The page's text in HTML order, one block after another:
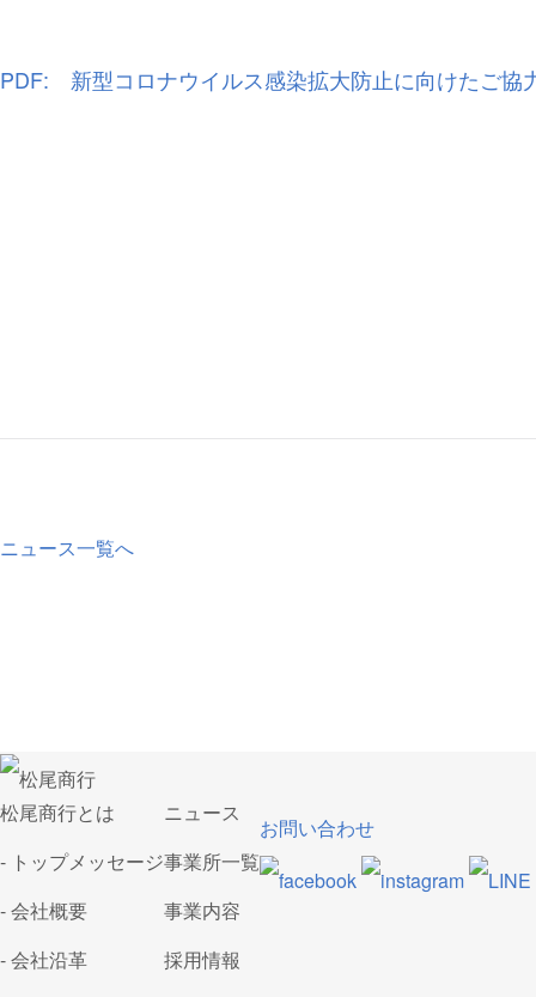
PDF: 新型コロナウイルス感染拡大防止に向けたご協
ニュース一覧へ
松尾商行とは
- トップメッセージ
- 会社概要
- 会社沿革
ニュース
事業所一覧
事業内容
採用情報
お問い合わせ